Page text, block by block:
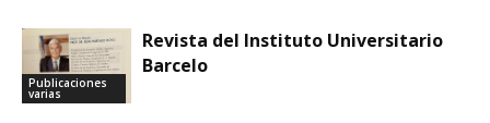
Publicaciones
varias
Revista del Instituto Universitario
Barcelo